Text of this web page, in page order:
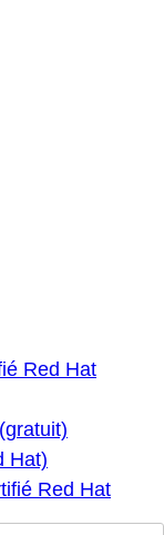
Red Hat
Hat)
Red Hat